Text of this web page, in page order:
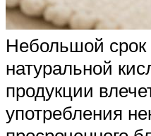
Небольшой срок
натуральной
продукции
употребления